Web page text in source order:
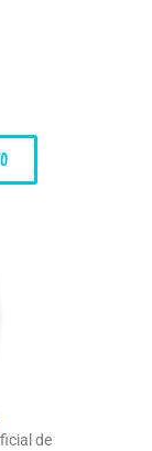
de